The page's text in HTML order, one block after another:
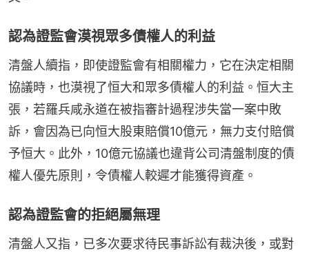
認為證監會漠視眾多債權人的利益
清盤人續指，即使證監會有相關權力，它在決定相關
協議時，也漠視了恒大和眾多債權人的利益。恒大主
張，若羅兵咸永道在被指審計過程涉失當一案中敗
訴，會因為已向恒大股東賠償10億元，無力支付賠償
予恒大。此外，10億元協議也違背公司清盤制度的債
權人優先原則，令債權人較遲才能獲得資產。
認為證監會的拒絕屬無理
清盤人又指，已多次要求待民事訴訟有裁決後，或對